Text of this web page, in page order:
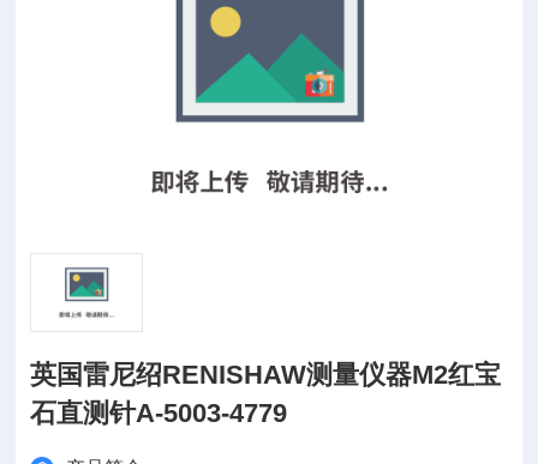
英国雷尼绍RENISHAW测量仪器M2红宝
石直测针A-5003-4779